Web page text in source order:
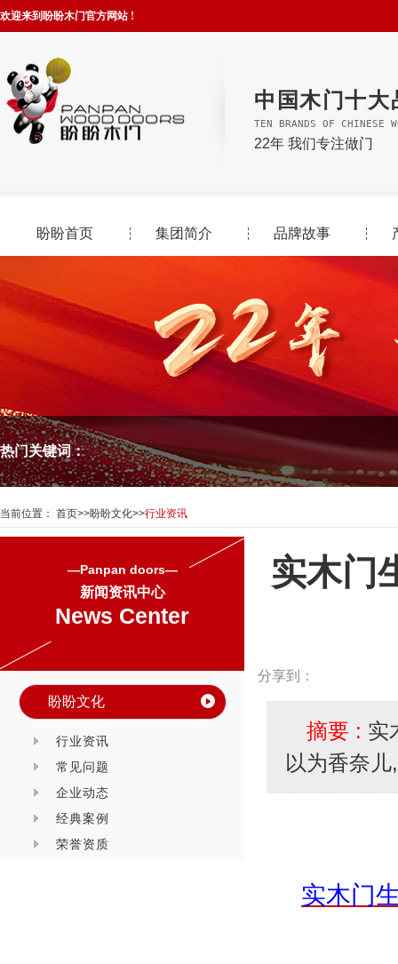
欢迎来到盼盼木门官方网站 !
中国木门十大
TEN BRANDS OF CHINESE
22年 我们专注做门
盼盼首页 集团简介 品牌故事
热门关键词：
当前位置： 首页>>盼盼文化>>行业资讯
—Panpan doors—
新闻资讯中心
News Center
盼盼文化
行业资讯
常见问题
企业动态
经典案例
荣誉资质
实木门
分享到：
摘要 : 实
以为香奈
实木门